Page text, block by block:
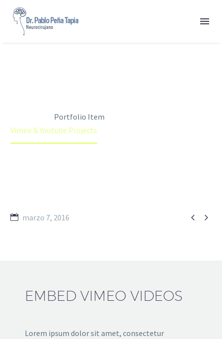
Portfolio Item
Vimeo & Youtube Projects
 
marzo 7, 2016
EMBED VIMEO VIDEOS
Lorem ipsum dolor sit amet, consectetur